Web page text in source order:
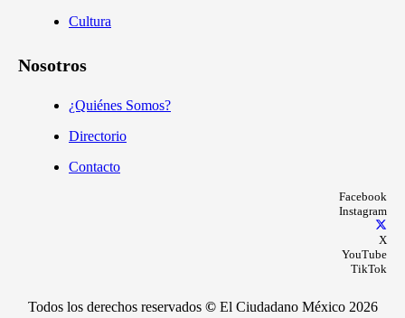
Cultura
Nosotros
¿Quiénes Somos?
Directorio
Contacto
Facebook
Instagram
X
YouTube
TikTok
Todos los derechos reservados ©El Ciudadano México 2026